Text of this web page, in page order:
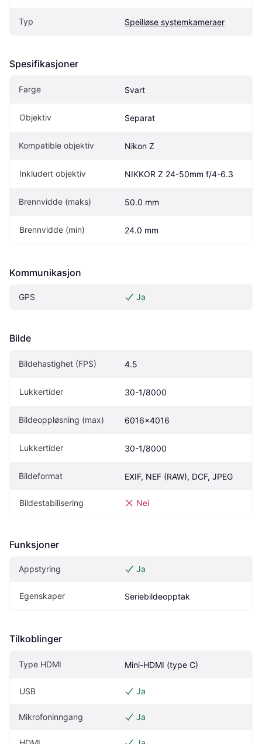
Typ Speilløse systemkameraer
Spesifikasjoner
Farge Svart
Objektiv Separat
Kompatible objektiv Nikon Z
Inkludert objektiv NIKKOR Z 24-50mm f/4-6.3
Brennvidde (maks) 50.0 mm
Brennvidde (min) 24.0 mm
Kommunikasjon
GPS Ja
Bilde
Bildehastighet (FPS) 4.5
Lukkertider 30-1/8000
Bildeoppløsning (max) 6016x4016
Lukkertider 30-1/8000
Bildeformat EXIF, NEF (RAW), DCF, JPEG
Bildestabilisering Nei
Funksjoner
Appstyring Ja
Egenskaper Seriebildeopptak
Tilkoblinger
Type HDMI Mini-HDMI (type C)
USB Ja
Mikrofoninngang Ja